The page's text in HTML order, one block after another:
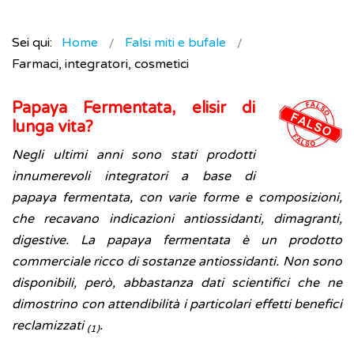
Sei qui: Home
Falsi miti e bufale
Farmaci, integratori, cosmetici
Papaya Fermentata, elisir di
lunga vita?
Negli ultimi anni sono stati prodotti
innumerevoli integratori a base di
papaya fermentata, con varie forme e composizioni,
che recavano indicazioni antiossidanti, dimagranti,
digestive. La papaya fermentata è un prodotto
commerciale ricco di sostanze antiossidanti. Non sono
disponibili, però, abbastanza dati scientifici che ne
dimostrino con attendibilità i particolari effetti benefici
reclamizzati (1).